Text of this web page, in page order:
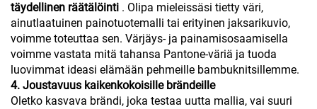
täydellinen räätälöinti . Olipa mieleissäsi tietty väri,
ainutlaatuinen painotuotemalli tai erityinen jaksarikuvio,
voimme toteuttaa sen. Värjäys- ja painamisosaamisella
voimme vastata mitä tahansa Pantone-väriä ja tuoda
luovimmat ideasi elämään pehmeille bambuknitsillemme.
4. Joustavuus kaikenkokoisille brändeille
Oletko kasvava brändi, joka testaa uutta mallia, vai suuri